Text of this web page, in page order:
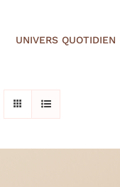
UNIVERS QUOTIDIEN